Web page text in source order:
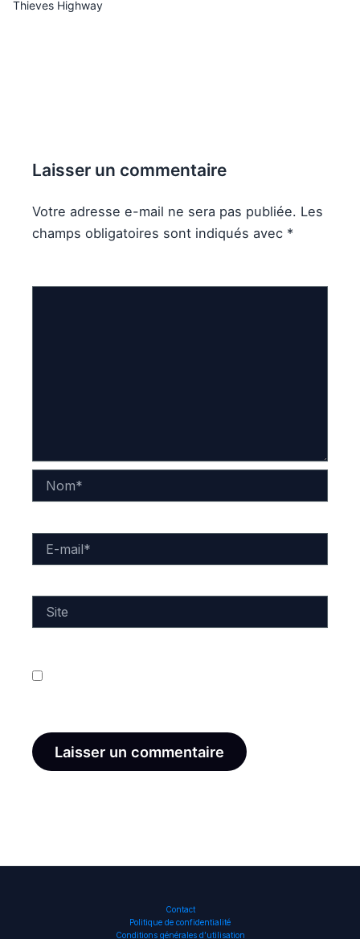
Thieves Highway
Laisser un commentaire
Votre adresse e-mail ne sera pas publiée. Les
champs obligatoires sont indiqués avec *
mail*
Contact
Politique de confidentialité
Conditions générales d’utilisation